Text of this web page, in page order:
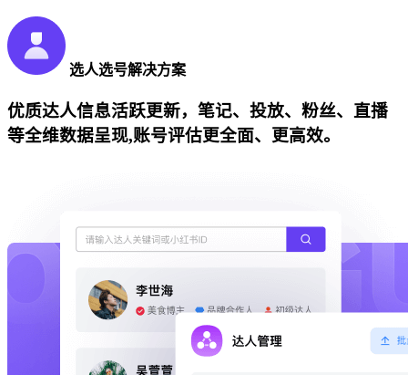
选人选号解决方案
优质达人信息活跃更新，笔记、投放、粉丝、直播
等全维数据呈现,账号评估更全面、更高效。